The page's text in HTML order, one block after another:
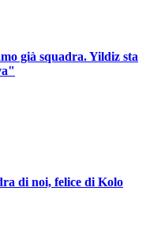
già squadra. Yildiz sta
di noi, felice di Kolo